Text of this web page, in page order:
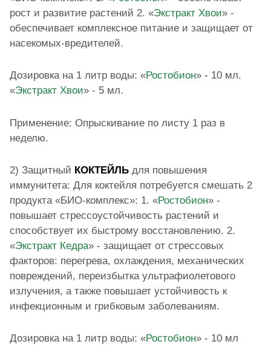
рост и развитие растений 2. «Экстракт Хвои» -
обеспечивает комплексное питание и защищает от
насекомых-вредителей.
Дозировка на 1 литр воды: «Ростобион» - 10 мл.
«Экстракт Хвои» - 5 мл.
Применение: Опрыскивание по листу 1 раз в
неделю.
2) Защитный КОКТЕЙЛЬ для повышения
иммунитета: Для коктейля потребуется смешать 2
продукта «БИО-комплекс»: 1. «Ростобион» -
повышает стрессоустойчивость растений и
способствует их быстрому восстановлению. 2.
«Экстракт Кедра» - защищает от стрессовых
факторов: перегрева, охлаждения, механических
повреждений, переизбытка ультрафиолетового
излучения, а также повышает устойчивость к
инфекционным и грибковым заболеваниям.
Дозировка на 1 литр воды: «Ростобион» - 10 мл